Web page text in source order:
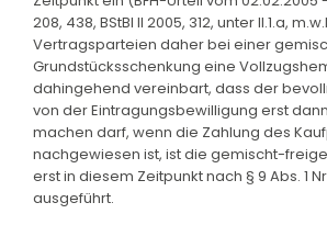
208, 438, BStBl II 2005, 312, unter II.1.a,
Vertragsparteien daher bei einer
Grundstücksschenkung eine
dahingehend vereinbart, dass der
von der Eintragungsbewilligung erst
machen darf, wenn die Zahlung des
nachgewiesen ist, ist die gemischt-
erst in diesem Zeitpunkt nach § 9 Abs. 1
ausgeführt.